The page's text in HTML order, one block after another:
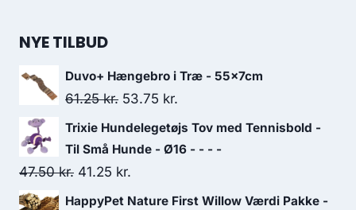
NYE TILBUD
Duvo+ Hængebro i Træ - 55x7cm
61.25kr. Den
oprindelige
pris
var:
61.25 kr..
53.75 kr.
aktuelle
pris
53.75 kr..
Trixie Hundelegetøjs Tov med Tennisbold -
Til Små Hunde - Ø16 - - - -
47.50kr. Den
oprindelige
41.25 kr.
aktuelle
HappyPet Nature First Willow Værdi Pakke -